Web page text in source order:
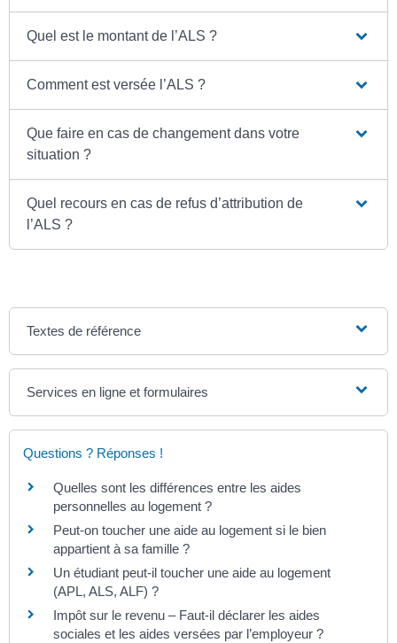
Quel est le montant de l’ALS ?
Comment est versée l’ALS ?
Que faire en cas de changement dans votre
situation ?
Quel recours en cas de refus d’attribution de
l’ALS ?
Textes de référence
Services en ligne et formulaires
Questions ? Réponses !
Quelles sont les différences entre les aides
personnelles au logement ?
Peut-on toucher une aide au logement si le bien
appartient à sa famille ?
Un étudiant peut-il toucher une aide au logement
(APL, ALS, ALF) ?
Impôt sur le revenu – Faut-il déclarer les aides
sociales et les aides versées par l’employeur ?